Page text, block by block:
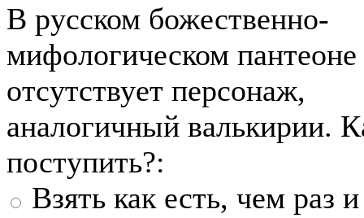
В русском божественно-
мифологическом пантеоне
отсутствует персонаж,
аналогичный валькирии.
поступить?:
Взять как есть, чем раз и